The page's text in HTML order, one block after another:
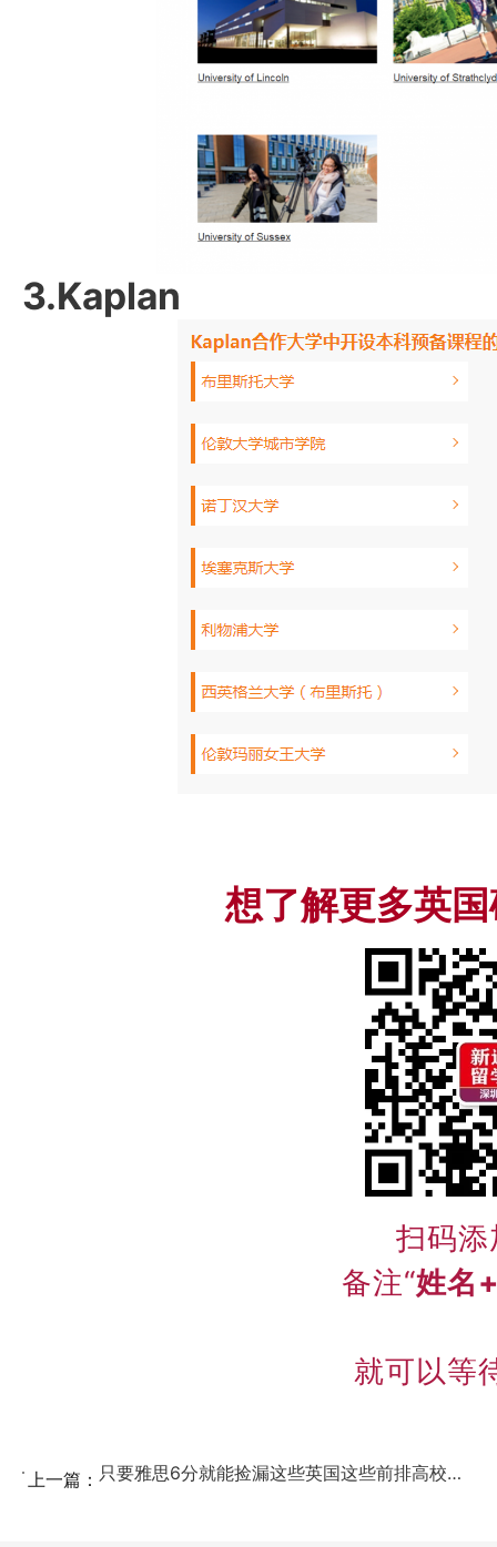
3.Kaplan
想了解更多英
扫码
备注“姓名
就可以等
上一篇： 只要雅思6分就能捡漏这些英国这些前排高校！ ...